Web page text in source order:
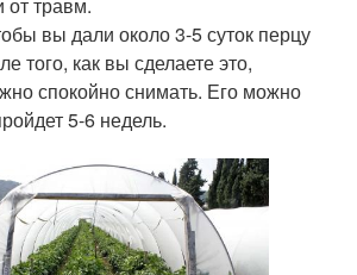
вы дали около 3-5 суток перцу
того, как вы сделаете это,
спокойно снимать. Его можно
5-6 недель.